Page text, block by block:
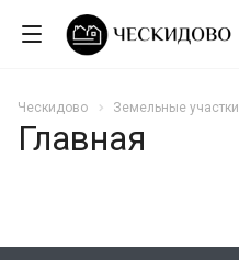
Ческидово Земельные участки
Главная